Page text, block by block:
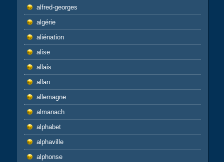
alfred-georges
algérie
aliénation
alise
allais
allan
allemagne
almanach
alphabet
alphaville
alphonse